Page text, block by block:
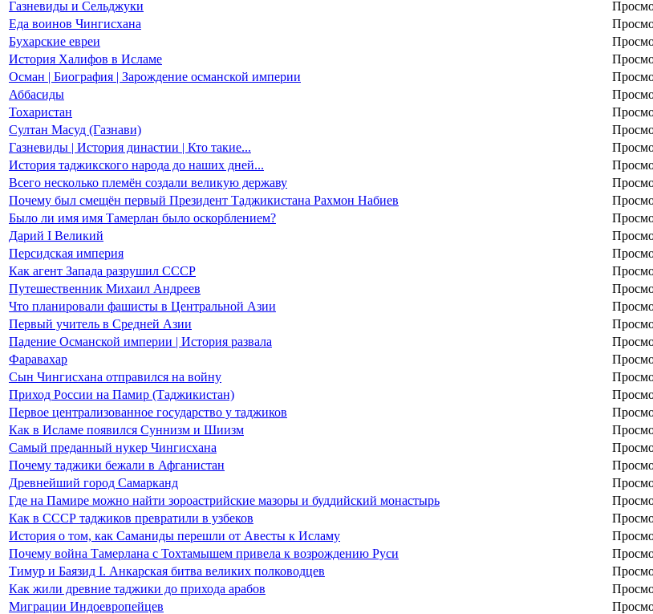
Газневиды и Сельджуки
Еда воинов Чингисхана
Бухарские евреи
История Халифов в Исламе
Осман | Биография | Зарождение османской империи
Аббасиды
Тохаристан
Султан Масуд (Газнави)
Газневиды | История династии | Кто такие...
История таджикского народа до наших дней...
Всего несколько племён создали великую державу
Почему был смещён первый Президент Таджикистана Рахмон Набиев
Было ли имя имя Тамерлан было оскорблением?
Дарий I Великий
Персидская империя
Как агент Запада разрушил СССР
Путешественник Михаил Андреев
Что планировали фашисты в Центральной Азии
Первый учитель в Средней Азии
Падение Османской империи | История развала
Фаравахар
Сын Чингисхана отправился на войну
Приход России на Памир (Таджикистан)
Первое централизованное государство у таджиков
Как в Исламе появился Суннизм и Шиизм
Самый преданный нукер Чингисхана
Почему таджики бежали в Афганистан
Древнейший город Самарканд
Где на Памире можно найти зороастрийские мазоры и буддийский монастырь
Как в СССР таджиков превратили в узбеков
История о том, как Саманиды перешли от Авесты к Исламу
Почему война Тамерлана с Тохтамышем привела к возрождению Руси
Тимур и Баязид I. Анкарская битва великих полководцев
Как жили древние таджики до прихода арабов
Миграции Индоевропейцев